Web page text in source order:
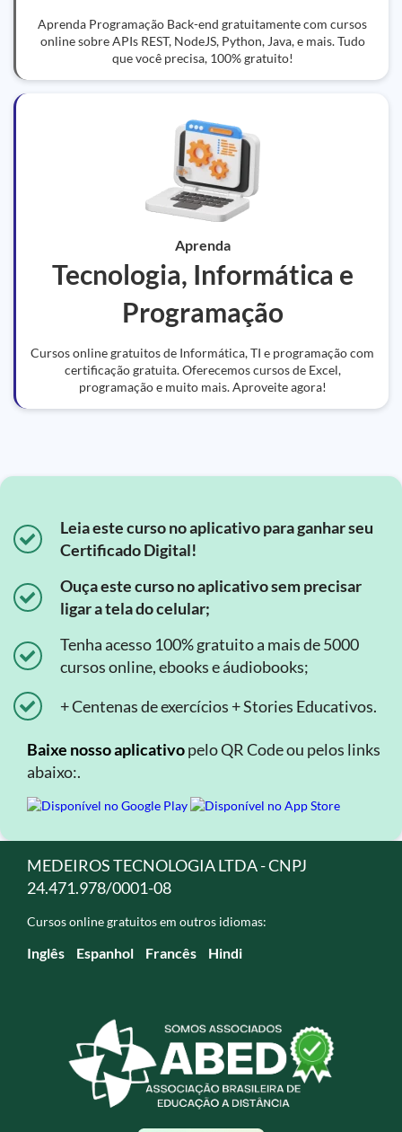
Aprenda Programação Back-end gratuitamente com cursos
online sobre APIs REST, NodeJS, Python, Java, e mais. Tudo
que você precisa, 100% gratuito!
Aprenda
Tecnologia, Informática e
Programação
Cursos online gratuitos de Informática, TI e programação com
certificação gratuita. Oferecemos cursos de Excel,
programação e muito mais. Aproveite agora!
Leia este curso no aplicativo para ganhar seu
Certificado Digital!
Ouça este curso no aplicativo sem precisar
ligar a tela do celular;
Tenha acesso 100% gratuito a mais de 5000
cursos online, ebooks e áudiobooks;
+ Centenas de exercícios + Stories Educativos.
Baixe nosso aplicativopelo QR Code ou pelos links
abaixo:.
MEDEIROS TECNOLOGIA LTDA - CNPJ
24.471.978/0001-08
Cursos online gratuitos em outros idiomas:
Inglês Espanhol Francês Hindi